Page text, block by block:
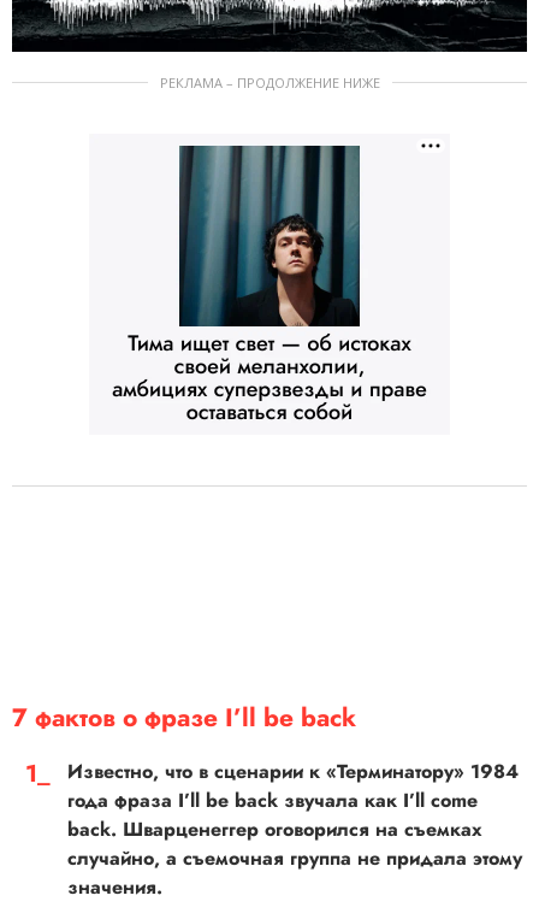
РЕКЛАМА – ПРОДОЛЖЕНИЕ НИЖЕ
7 фактов о фразе I’ll be back
Известно, что в сценарии к «Терминатору» 1984
года фраза I’ll be back звучала как I’ll come
back. Шварценеггер оговорился на съемках
случайно, а съемочная группа не придала этому
значения.